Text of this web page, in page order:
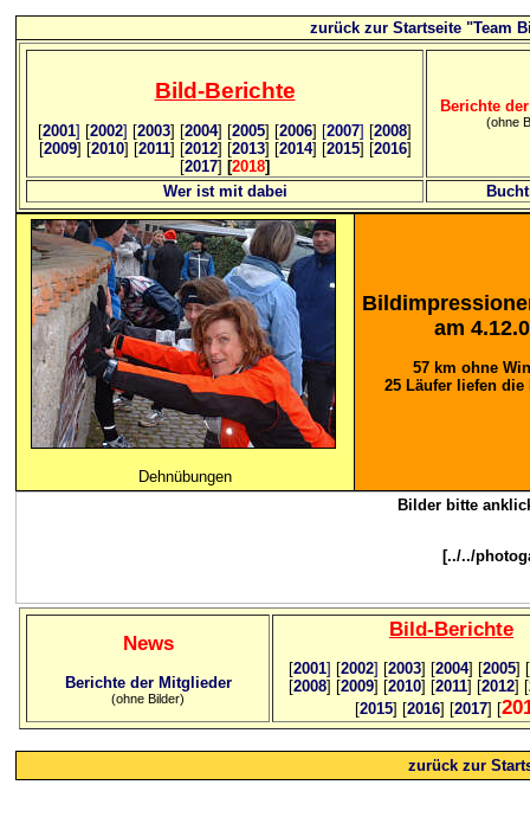
zurück zur Startseite "Team
Bild-Berichte
[2001] [2002] [2003] [2004] [2005] [2006] [2007] [2008]
[2009] [2010] [2011] [2012] [2013] [2014] [2015] [2016]
[2017] [2018]
Berichte
(ohne
Wer ist mit dabei
Dehnübungen
am
57 km ohne
25 Läufer liefen
Bilder bitte
[../../
News
Berichte der Mitglieder
(ohne Bilder)
Bild-Berichte
[2001] [2002] [2003] [2004] [2005] [
[2008] [2009] [2010] [2011] [2012] [
[2015] [2016] [2017] [
zurück zur